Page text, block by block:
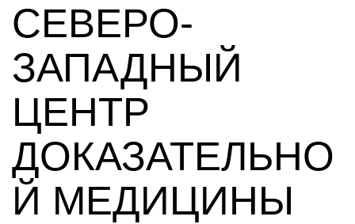
СЕВЕРО-
ЗАПАДНЫЙ
ЦЕНТР
ДОКАЗАТЕЛЬНО
Й МЕДИЦИНЫ